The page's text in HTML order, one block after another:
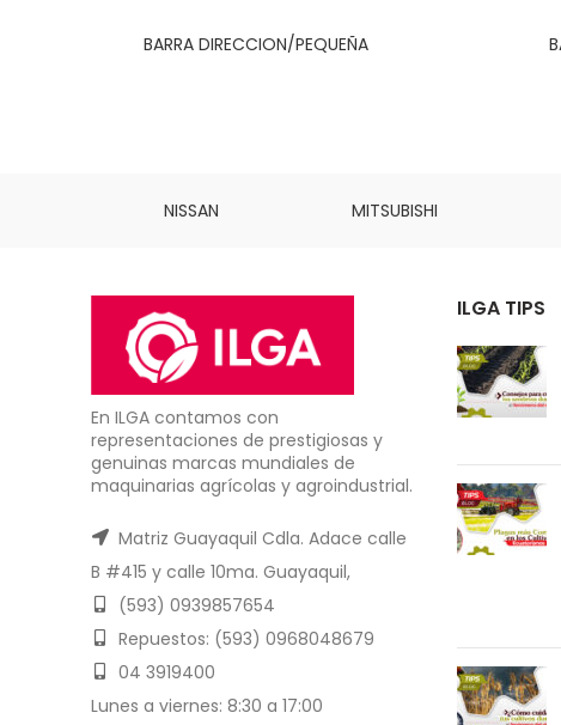
BARRA DIRECCION/PEQUEÑA
NISSAN MITSUBISHI
En ILGA contamos con
representaciones de prestigiosas y
genuinas marcas mundiales de
maquinarias agrícolas y agroindustrial.
Matriz Guayaquil Cdla. Adace calle
B #415 y calle 10ma. Guayaquil,
(593) 0939857654
Repuestos: (593) 0968048679
04 3919400
Lunes a viernes: 8:30 a 17:00
ILGA TIPS